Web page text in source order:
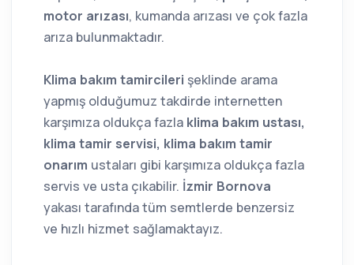
motor arızası, kumanda arızası ve çok fazla
arıza bulunmaktadır.
Klima bakım tamircileri şeklinde arama
yapmış olduğumuz takdirde internetten
karşımıza oldukça fazla klima bakım ustası,
klima tamir servisi, klima bakım tamir
onarım ustaları gibi karşımıza oldukça fazla
servis ve usta çıkabilir. İzmir Bornova
yakası tarafında tüm semtlerde benzersiz
ve hızlı hizmet sağlamaktayız.